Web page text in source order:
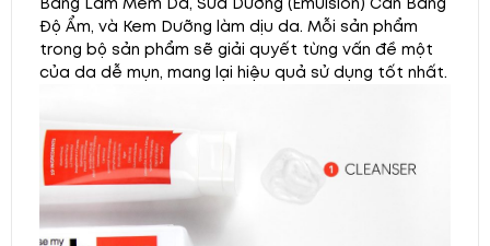
Độ Ẩm, và Kem Dưỡng làm dịu da. Mỗi sản phẩm
trong bộ sản phẩm sẽ giải quyết từng vấn đề một
của da dễ mụn, mang lại hiệu quả sử dụng tốt nhất.